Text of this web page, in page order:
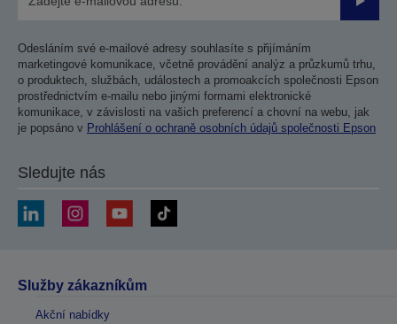
Odesláním své e-mailové adresy souhlasíte s přijímáním
marketingové komunikace, včetně provádění analýz a průzkumů trhu,
o produktech, službách, událostech a promoakcích společnosti Epson
prostřednictvím e-mailu nebo jinými formami elektronické
komunikace, v závislosti na vašich preferencí a chovní na webu, jak
je popsáno v Prohlášení o ochraně osobních údajů společnosti Epson
Sledujte nás
Služby zákazníkům
Akční nabídky